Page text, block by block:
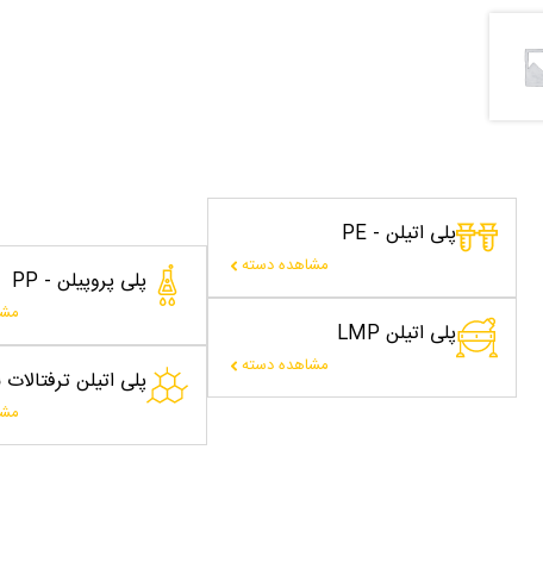
پلی اتیلن - PE
مشاهده دسته
پلی اتیلن LMP
مشاهده دسته
پلی پروپیلن - PP
پلی اتیلن